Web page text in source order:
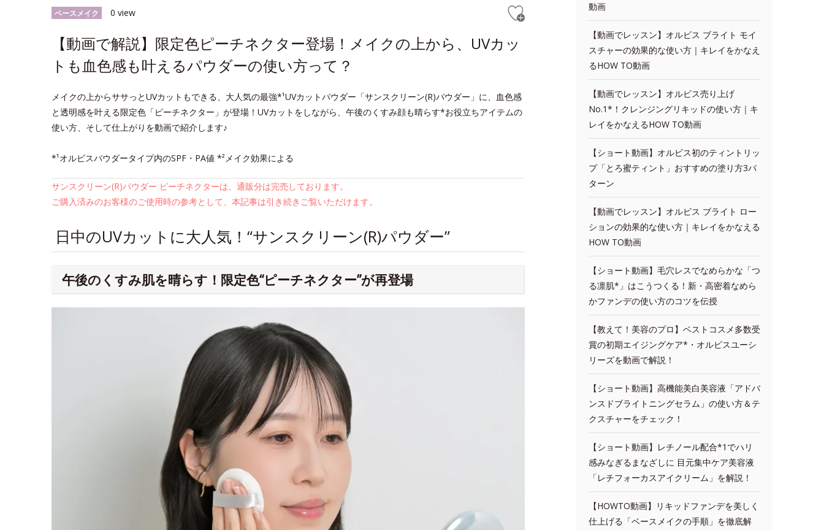
ベースメイク 0 view
【動画で解説】限定色ピーチネクター登場！メイクの上から、UVカッ
トも血色感も叶えるパウダーの使い方って？
メイクの上からササっとUVカットもできる、大人気の最強*¹UVカットパウダー「サンスクリーン(R)パウダー」に、血色感
と透明感を叶える限定色「ピーチネクター」が登場！UVカットをしながら、午後のくすみ顔も晴らす*お役立ちアイテムの
使い方、そして仕上がりを動画で紹介します♪
*¹オルビスパウダータイプ内のSPF・PA値 *²メイク効果による
サンスクリーン(R)パウダー ピーチネクターは、通販分は完売しております。
ご購入済みのお客様のご使用時の参考として、本記事は引き続きご覧いただけます。
日中のUVカットに大人気！“サンスクリーン(R)パウダー”
午後のくすみ肌を晴らす！限定色“ピーチネクター”が再登場
動画
【動画でレッスン】オルビス ブライト モイ
スチャーの効果的な使い方｜キレイをかなえ
るHOW TO動画
【動画でレッスン】オルビス売り上げ
No.1*！クレンジングリキッドの使い方｜キ
レイをかなえるHOW TO動画
【ショート動画】オルビス初のティントリッ
プ「とろ蜜ティント」おすすめの塗り方3パ
ターン
【動画でレッスン】オルビス ブライト ロー
ションの効果的な使い方｜キレイをかなえる
HOW TO動画
【ショート動画】毛穴レスでなめらかな「つ
る凛肌*」はこうつくる！新・高密着なめら
かファンデの使い方のコツを伝授
【教えて！美容のプロ】ベストコスメ多数受
賞の初期エイジングケア*・オルビスユーシ
リーズを動画で解説！
【ショート動画】高機能美白美容液「アドバ
ンスドブライトニングセラム」の使い方＆テ
クスチャーをチェック！
【ショート動画】レチノール配合*1でハリ
感みなぎるまなざしに 目元集中ケア美容液
「レチフォーカスアイクリーム」を解説！
【HOWTO動画】リキッドファンデを美しく
仕上げる「ベースメイクの手順」を徹底解